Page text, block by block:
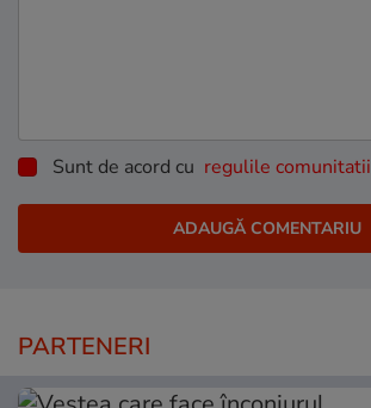
Sunt de acord cu regulile comunitatii
PARTENERI